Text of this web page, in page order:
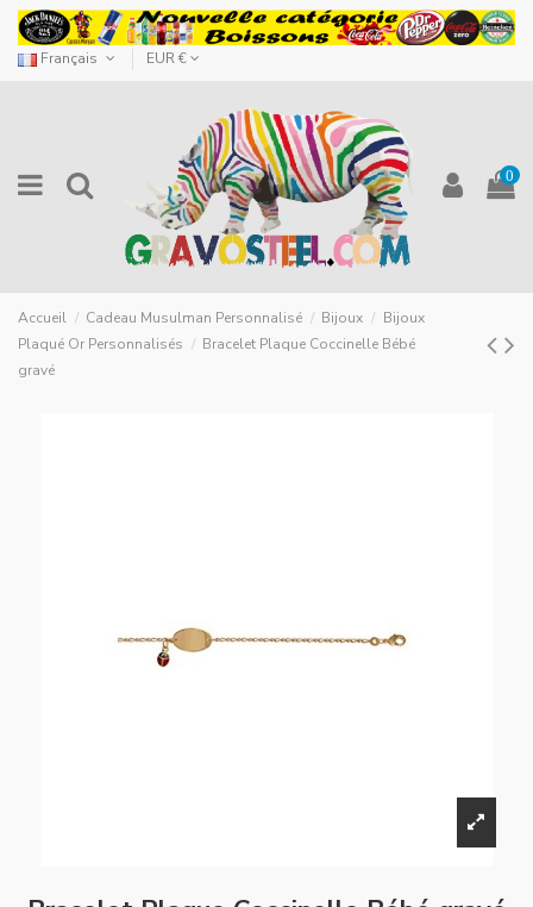
Français EUR €
0
Accueil Cadeau Musulman Personnalisé Bijoux
Bijoux
Plaqué Or Personnalisés
Bracelet Plaque Coccinelle Bébé
gravé